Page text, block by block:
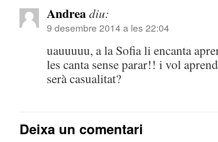
Andreadiu:
9 desembre 2014 a les 22:04
uauuuuu, a la Sofia li encanta
les canta sense parar!! i vol
serà casualitat?
Deixa un comentari